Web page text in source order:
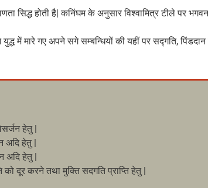
सिद्ध होती है| कनिंघम के अनुसार विश्वामित्र टीले पर
में मारे गए अपने सगे सम्बन्धियों की यहीं पर सद्गति,
हेतु |
अदि हेतु |
अदि हेतु |
को दूर करने तथा मुक्ति सदगति प्राप्ति हेतु |